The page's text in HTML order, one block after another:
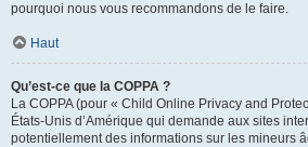
pourquoi nous vous recommandons de le faire.
Haut
Qu’est-ce que la COPPA ?
La COPPA (pour « Child Online Privacy and
États-Unis d’Amérique qui demande aux sites
potentiellement des informations sur les mineurs